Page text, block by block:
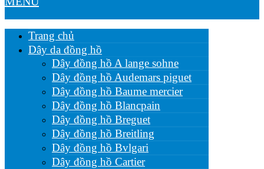
Trang chủ
Dây da đồng hồ
Dây đồng hồ A lange sohne
Dây đồng hồ Audemars piguet
Dây đồng hồ Baume mercier
Dây đồng hồ Blancpain
Dây đồng hồ Breguet
Dây đồng hồ Breitling
Dây đồng hồ Bvlgari
Dây đồng hồ Cartier